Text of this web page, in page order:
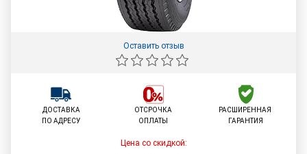
Оставить отзыв
ДОСТАВКА
ПО АДРЕСУ
ОТСРОЧКА
ОПЛАТЫ
РАСШИРЕННАЯ
ГАРАНТИЯ
Цена со скидкой: